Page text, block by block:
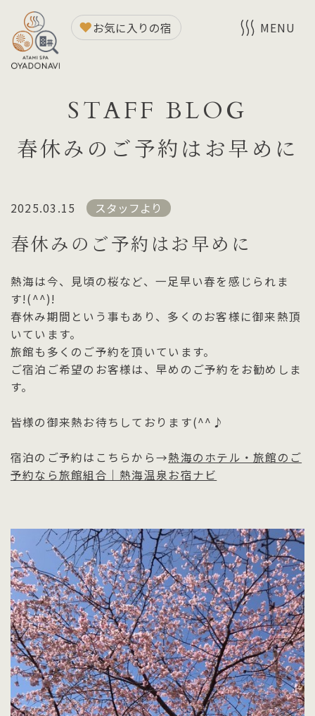
STAFF BLOG
春休みのご予約はお早めに
お気に入りの宿 MENU
2025.03.15 スタッフより
春休みのご予約はお早めに
熱海は今、見頃の桜など、一足早い春を感じられま
す!(^^)!
春休み期間という事もあり、多くのお客様に御来熱頂
いています。
旅館も多くのご予約を頂いています。
ご宿泊ご希望のお客様は、早めのご予約をお勧めしま
す。
皆様の御来熱お待ちしております(^^♪
宿泊のご予約はこちらから→熱海のホテル・旅館のご
予約なら旅館組合｜熱海温泉お宿ナビ